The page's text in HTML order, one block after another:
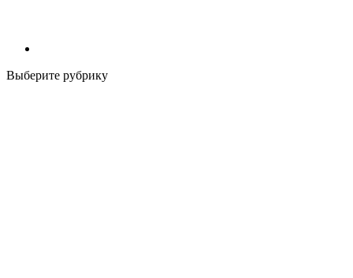
Выберите рубрику